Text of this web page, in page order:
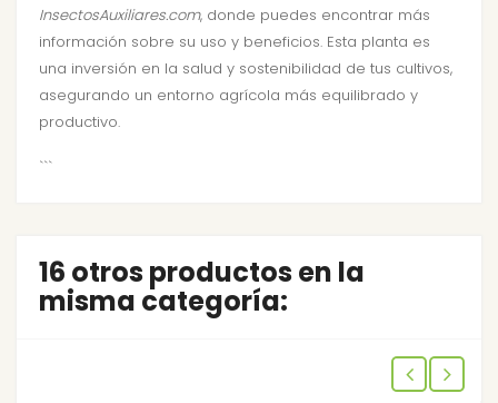
InsectosAuxiliares.com, donde puedes encontrar más
información sobre su uso y beneficios. Esta planta es
una inversión en la salud y sostenibilidad de tus cultivos,
asegurando un entorno agrícola más equilibrado y
productivo.
```
16 otros productos en la
misma categoría: